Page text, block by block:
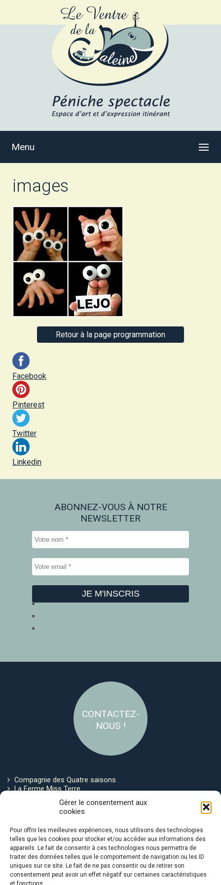
Gérer le consentement aux
cookies
Pour offrir les meilleures expériences, nous utilisons des technologies
telles que les cookies pour stocker et/ou accéder aux informations des
appareils. Le fait de consentir à ces technologies nous permettra de
traiter des données telles que le comportement de navigation ou les ID
uniques sur ce site. Le fait de ne pas consentir ou de retirer son
consentement peut avoir un effet négatif sur certaines caractéristiques
et fonctions.
Menu
images
Retour à la page programmation
Facebook
Pinterest
Twitter
Linkedin
ABONNEZ-VOUS À NOTRE
NEWSLETTER
CONTACTEZ-
NOUS !
Compagnie des Quatre saisons
La Ferme Miss Terre
Politique de cookies